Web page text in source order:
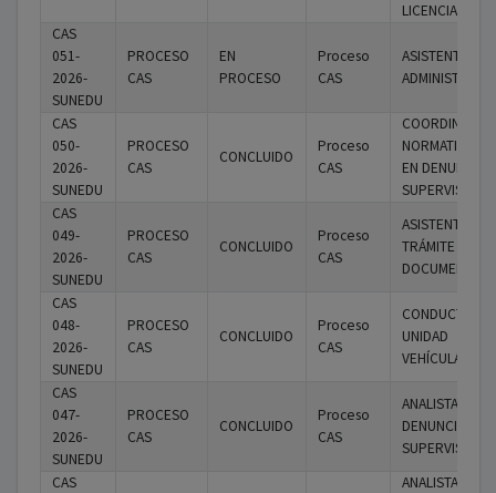
CAS
051-
2026-
SUNEDU
PROCESO
CAS
EN
PROCESO
Proceso
CAS
ASISTENTE
CAS
050-
2026-
SUNEDU
PROCESO
CAS
CONCLUIDO
Proceso
CAS
NORMATIVO(A)
EN DENUNCIAS
SUPERVISIÓN
CAS
049-
2026-
SUNEDU
PROCESO
CAS
CONCLUIDO
Proceso
CAS
ASISTENTE DE
TRÁMITE
CAS
048-
2026-
SUNEDU
PROCESO
CAS
CONCLUIDO
Proceso
CAS
CONDUCTOR
UNIDAD
VEHÍCULAR
CAS
047-
2026-
SUNEDU
PROCESO
CAS
CONCLUIDO
Proceso
CAS
ANALISTA III DE
DENUNCIAS Y
SUPERVISIÓN
CAS
ANALISTA I EN